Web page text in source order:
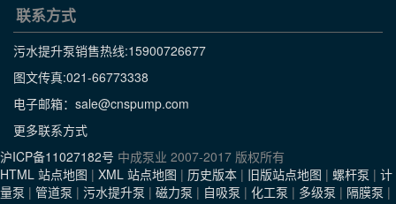
联系方式
污水提升泵销售热线:15900726677
图文传真:021-66773338
电子邮箱：sale@cnspump.com
更多联系方式
沪ICP备11027182号 中成泵业 2007-2017 版权所有
HTML 站点地图 | XML 站点地图 | 历史版本 | 旧版站点地图 | 螺杆泵 | 计
量泵 | 管道泵 | 污水提升泵 | 磁力泵 | 自吸泵 | 化工泵 | 多级泵 | 隔膜泵 |